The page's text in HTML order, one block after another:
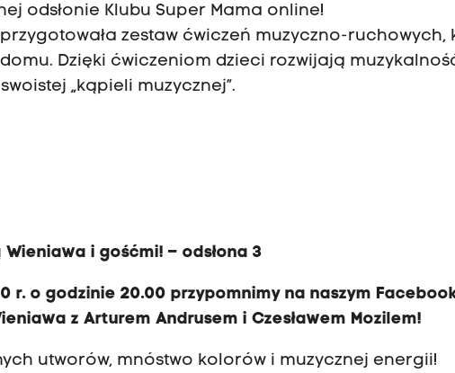
odsłonie Klubu Super Mama online!
zestaw ćwiczeń muzyczno-ruchowych,
Dzięki ćwiczeniom dzieci rozwijają
„kąpieli muzycznej”.
i gośćmi! – odsłona 3
r. o godzinie 20.00 przypomnimy na naszym
z Arturem Andrusem i Czesławem Mozilem!
utworów, mnóstwo kolorów i muzycznej energii!